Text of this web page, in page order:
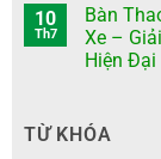
10
Th7
Bàn
Xe –
Hiện Đại
TỪ KHÓA